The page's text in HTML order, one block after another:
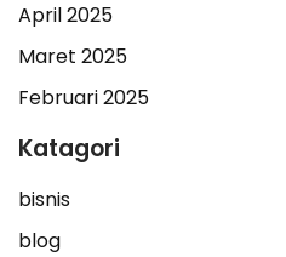
April 2025
Maret 2025
Februari 2025
Katagori
bisnis
blog